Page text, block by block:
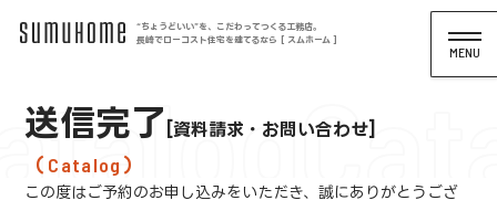
“ちょうどいい”を、こだわってつくる工務店。
長崎でローコスト住宅を建てるなら [ スムホーム ]
送信完了 資料請求・お問い合わせ
Catalog
この度はご予約のお申し込みをいただき、誠にありがとうござ